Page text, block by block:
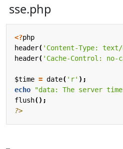
sse.php
<?php
header( 'Content-Type: text/
header( 'Cache-Control: no-
$time = date( 'r' );
echo
"data: The server
flush();
?>